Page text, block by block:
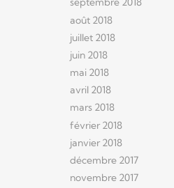
août 2018
juillet 2018
juin 2018
mai 2018
avril 2018
mars 2018
février 2018
janvier 2018
décembre 2017
novembre 2017